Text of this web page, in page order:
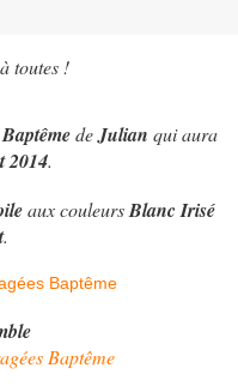
toutes !
BaptêmedeJulian qui aura
2014.
aux couleursBlanc Irisé
.